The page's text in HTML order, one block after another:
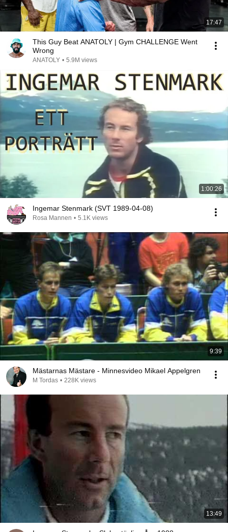
17:47
This Guy Beat ANATOLY | Gym CHALLENGE Went
Wrong
ANATOLY • 5.9M views
1:00:26
Ingemar Stenmark (SVT 1989-04-08)
Rosa Mannen • 5.1K views
9:39
Mästarnas Mästare - Minnesvideo Mikael Appelgren
M Tordas • 228K views
13:49